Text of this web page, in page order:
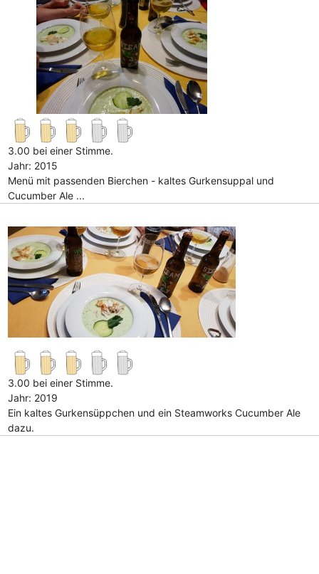
3.00 bei einer Stimme.
Jahr: 2015
Menü mit passenden Bierchen - kaltes Gurkensuppal und
Cucumber Ale ...
3.00 bei einer Stimme.
Jahr: 2019
Ein kaltes Gurkensüppchen und ein Steamworks Cucumber Ale
dazu.